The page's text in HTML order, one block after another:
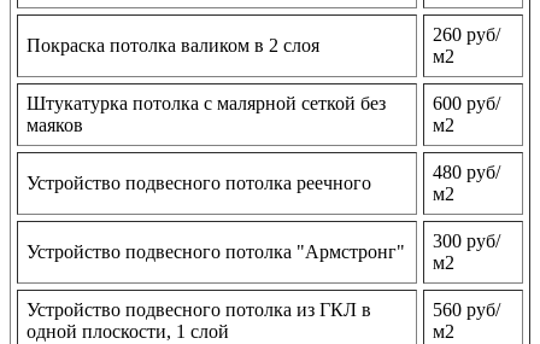
Покраска потолка валиком в 2 слоя
260 руб/
м2
Штукатурка потолка с малярной сеткой без
маяков
600 руб/
м2
Устройство подвесного потолка реечного
480 руб/
м2
Устройство подвесного потолка "Армстронг"
300 руб/
м2
Устройство подвесного потолка из ГКЛ в
одной плоскости, 1 слой
560 руб/
м2